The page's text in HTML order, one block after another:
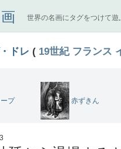
世界の名画にタグをつけて遊
ドレ ( 19世紀 フランス
プ 赤ずきん